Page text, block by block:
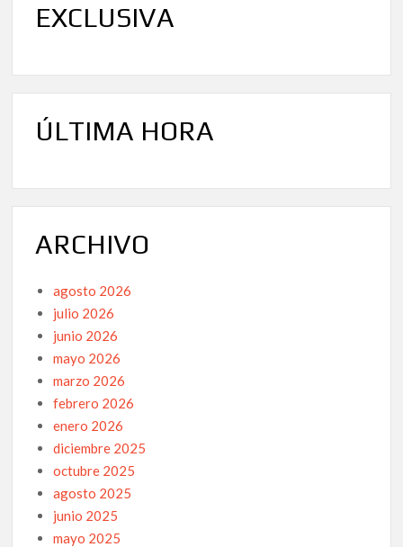
EXCLUSIVA
ÚLTIMA HORA
ARCHIVO
agosto 2026
julio 2026
junio 2026
mayo 2026
marzo 2026
febrero 2026
enero 2026
diciembre 2025
octubre 2025
agosto 2025
junio 2025
mayo 2025